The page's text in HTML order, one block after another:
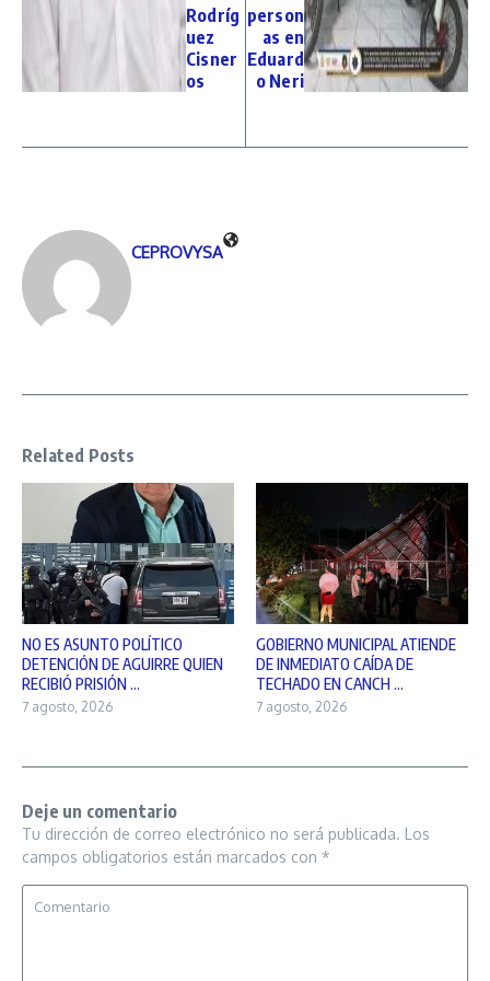
Rodríg
uez
Cisner
os
person
as en
Eduard
o Neri
CEPROVYSA
Related Posts
NO ES ASUNTO POLÍTICO
DETENCIÓN DE AGUIRRE QUIEN
RECIBIÓ PRISIÓN ...
7 agosto, 2026
GOBIERNO MUNICIPAL ATIENDE
DE INMEDIATO CAÍDA DE
TECHADO EN CANCH ...
7 agosto, 2026
Deje un comentario
Tu dirección de correo electrónico no será publicada. Los
campos obligatorios están marcados con *